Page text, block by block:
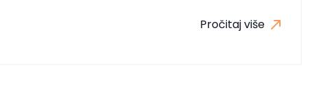
Pročitaj više